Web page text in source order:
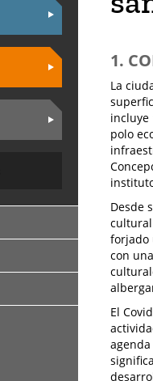
1.
La
incluye
polo
Desde
forjado
con
El